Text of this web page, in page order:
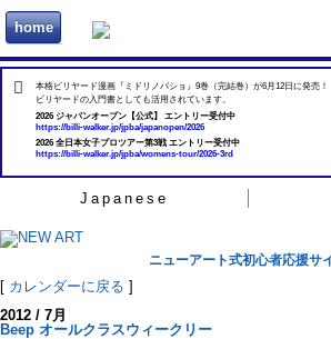
home ビリヲカ
本格ビリヤード漫画『ミドリノバショ』9巻（完結巻）が6月12日に発売！
ビリヤードの入門書としても活用されています。
2026 ジャパンオープン【公式】 エントリー受付中
https://billi-walker.jp/jpba/japanopen/2026
2026 全日本女子プロツアー第3戦 エントリー受付中
https://billi-walker.jp/jpba/womens-tour/2026-3rd
Japanese
ニューアート式初心者応援サ
[ カレンダーに戻る ]
2012 / 7月
Beep オールクラスウィークリー